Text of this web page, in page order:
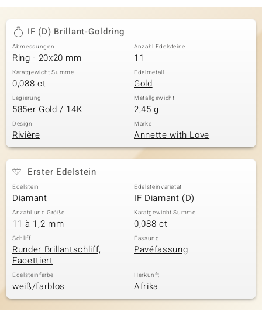
IF (D) Brillant-Goldring
Abmessungen
Ring - 20x20 mm
Anzahl Edelsteine
11
Karatgewicht Summe
0,088 ct
Edelmetall
Gold
Legierung
585er Gold / 14K
Metallgewicht
2,45 g
Design
Rivière
Marke
Annette with Love
Erster Edelstein
Edelstein
Diamant
Edelsteinvarietät
IF Diamant (D)
Anzahl und Größe
11 à 1,2 mm
Karatgewicht Summe
0,088 ct
Schliff
Runder Brillantschliff,
Facettiert
Fassung
Pavéfassung
Edelsteinfarbe
weiß/farblos
Herkunft
Afrika